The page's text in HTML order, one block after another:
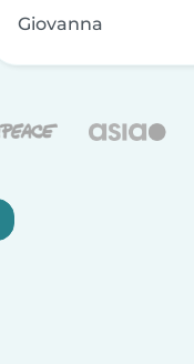
Giovanna